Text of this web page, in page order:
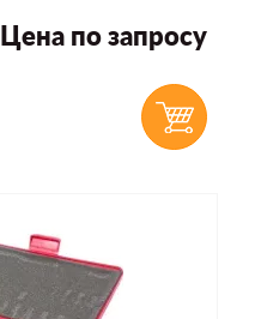
Цена по запросу